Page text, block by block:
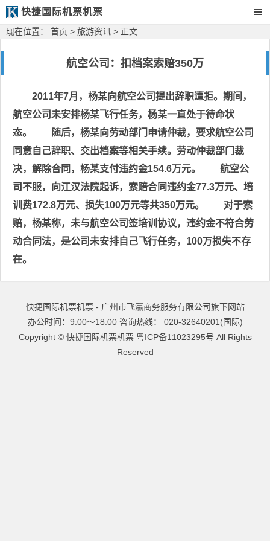
快捷国际机票机票
现在位置： 首页 > 旅游资讯 > 正文
航空公司：扣档案索赔350万
2011年7月，杨某向航空公司提出辞职遭拒。期间，
航空公司未安排杨某飞行任务，杨某一直处于待命状
态。 随后，杨某向劳动部门申请仲裁，要求航空公司
同意自己辞职、交出档案等相关手续。劳动仲裁部门裁
决，解除合同，杨某支付违约金154.6万元。 航空公
司不服，向江汉法院起诉，索赔合同违约金77.3万元、培
训费172.8万元、损失100万元等共350万元。 对于索
赔，杨某称，未与航空公司签培训协议，违约金不符合劳
动合同法，是公司未安排自己飞行任务，100万损失不存
在。
快捷国际机票机票 - 广州市飞瀛商务服务有限公司旗下网站
办公时间：9:00～18:00 咨询热线： 020-32640201(国际)
Copyright © 快捷国际机票机票 粤ICP备11023295号 All Rights
Reserved